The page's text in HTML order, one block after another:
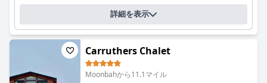
詳細を表示
Carruthers Chalet
Moonbahから11.1マイル